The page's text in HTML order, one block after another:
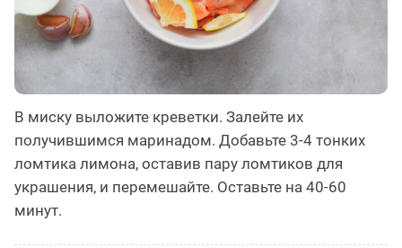
В миску выложите креветки. Залейте их
получившимся маринадом. Добавьте 3-4 тонких
ломтика лимона, оставив пару ломтиков для
украшения, и перемешайте. Оставьте на 40-60
минут.